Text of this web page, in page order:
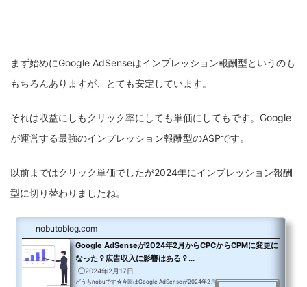
まず始めにGoogle AdSenseはインプレッション報酬型というのも
もちろんありますが、とても安定しています。
それは収益にしもクリック率にしても単価にしてもです。Google
が運営する最強のインプレッション報酬型のASPです。
以前まではクリック単価でしたが2024年にインプレッション報酬
型に切り替わりましたね。
nobutoblog.com
Google AdSenseが2024年2月からCPCからCPMに変更に
なった？広告収入に影響はある？...
🕒️2024年2月17日
どうもnobuです☆今回はGoogle AdSenseが2024年2月からCPCからCPMに変更